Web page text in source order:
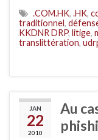
.COM.HK, .HK,
traditionnel,
KKDNR DRP, litige,
translittération,
JAN
22
2010
Au